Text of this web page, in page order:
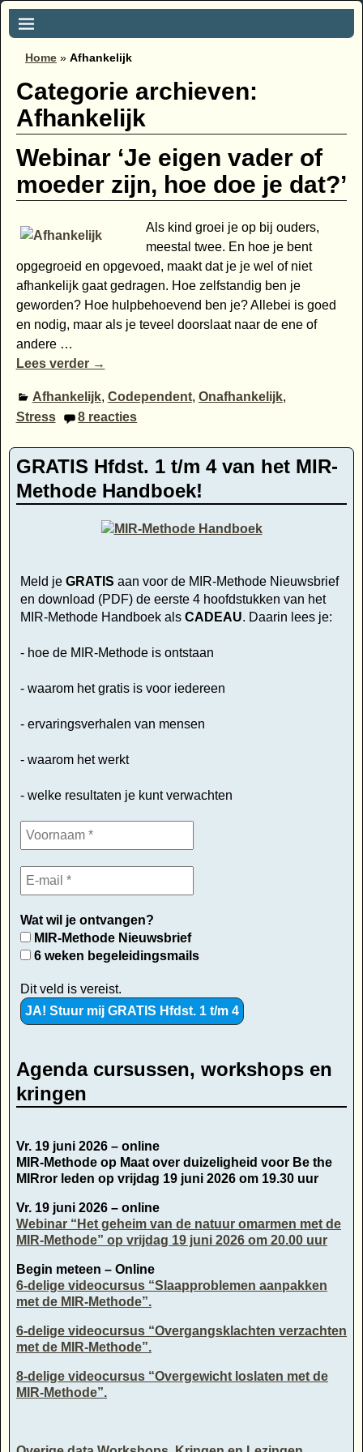
Home » Afhankelijk
Categorie archieven:
Afhankelijk
Webinar ‘Je eigen vader of
moeder zijn, hoe doe je dat?’
Als kind groei je op bij ouders,
meestal twee. En hoe je bent
opgegroeid en opgevoed, maakt dat je je wel of niet
afhankelijk gaat gedragen. Hoe zelfstandig ben je
geworden? Hoe hulpbehoevend ben je? Allebei is goed
en nodig, maar als je teveel doorslaat naar de ene of
andere …
Lees verder →
Afhankelijk, Codependent, Onafhankelijk,
Stress
8 reacties
GRATIS Hfdst. 1 t/m 4 van het MIR-
Methode Handboek!
Meld je GRATIS aan voor de MIR-Methode Nieuwsbrief
en download (PDF) de eerste 4 hoofdstukken van het
MIR-Methode Handboek als CADEAU. Daarin lees je:
- hoe de MIR-Methode is ontstaan
- waarom het gratis is voor iedereen
- ervaringsverhalen van mensen
- waarom het werkt
- welke resultaten je kunt verwachten
Wat wil je ontvangen?
MIR-Methode Nieuwsbrief
6 weken begeleidingsmails
Dit veld is vereist.
Agenda cursussen, workshops en
kringen
Vr. 19 juni 2026 – online
MIR-Methode op Maat over duizeligheid voor Be the
MIRror leden op vrijdag 19 juni 2026 om 19.30 uur
Vr. 19 juni 2026 – online
Webinar “Het geheim van de natuur omarmen met de
MIR-Methode” op vrijdag 19 juni 2026 om 20.00 uur
Begin meteen – Online
6-delige videocursus “Slaapproblemen aanpakken
met de MIR-Methode”.
6-delige videocursus “Overgangsklachten verzachten
met de MIR-Methode”.
8-delige videocursus “Overgewicht loslaten met de
MIR-Methode”.